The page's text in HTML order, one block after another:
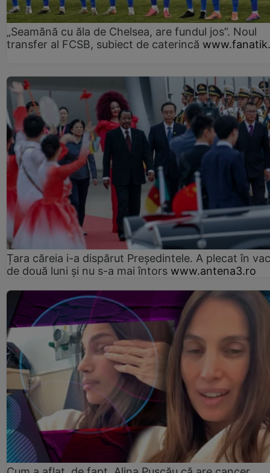
„Seamănă cu ăla de Chelsea, are fundul jos”. Noul
transfer al FCSB, subiect de caterincă
Țara căreia i-a dispărut Președintele. A plecat în
de două luni și nu s-a mai întors www.antena3.ro